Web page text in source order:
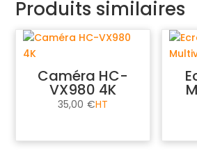
Produits similaires
Caméra HC-
VX980 4K
35,00 €